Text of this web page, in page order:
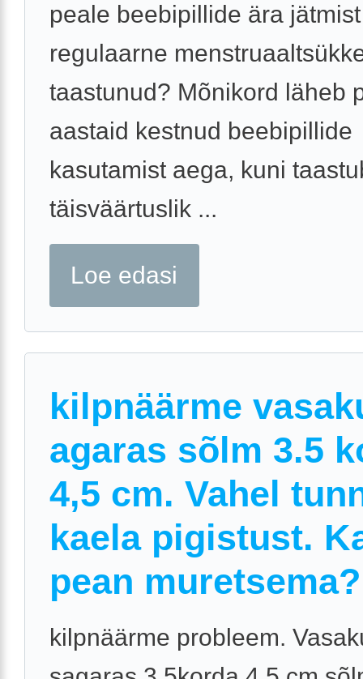
peale beebipillide ära
regulaarne
taastunud? Mõnikord läheb
aastaid kestnud beebipillide
kasutamist aega, kuni
täisväärtuslik ...
Loe edasi
kilpnäärme
agaras sõlm 3.5
4,5 cm. Vahel
kaela pigistust.
pean muretsema?
kilpnäärme probleem.